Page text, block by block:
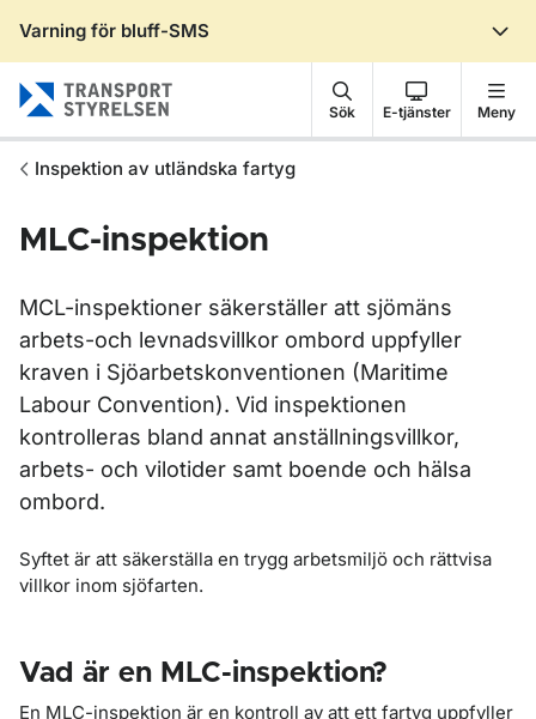
Varning för bluff-SMS
Sök E-tjänster Meny
Inspektion av utländska fartyg
MLC-inspektion
MCL-inspektioner säkerställer att sjömäns
arbets-och levnadsvillkor ombord uppfyller
kraven i Sjöarbetskonventionen (Maritime
Labour Convention). Vid inspektionen
kontrolleras bland annat anställningsvillkor,
arbets- och vilotider samt boende och hälsa
ombord.
Syftet är att säkerställa en trygg arbetsmiljö och rättvisa
villkor inom sjöfarten.
Vad är en MLC-inspektion?
En MLC-inspektion är en kontroll av att ett fartyg uppfyller